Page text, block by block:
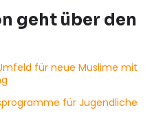
geht über den
für neue Muslime mit
für Jugendliche